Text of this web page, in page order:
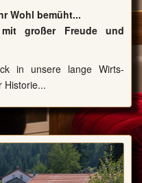
Wohl bemüht...
großer Freude und
in unsere lange Wirts-
Historie...